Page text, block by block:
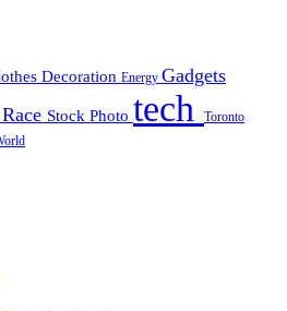
Decoration Energy Gadgets
Race Stock Photo tech Toronto